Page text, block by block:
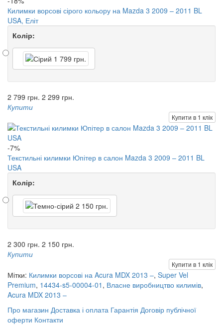
Килимки ворсові сірого кольору на Mazda 3 2009 – 2011 BL
USA, Еліт
Колір:
2 799 грн. 2 299 грн.
Купити
Купити в 1 клік
-7%
Текстильні килимки Юпітер в салон Mazda 3 2009 – 2011 BL
USA
Колір:
2 300 грн. 2 150 грн.
Купити
Купити в 1 клік
Мітки: Килимки ворсові на Acura MDX 2013 –, Super Vel
Premium, 14434-s5-00004-01 , Власне виробництво килимів,
Acura MDX 2013 –
Про магазин Доставка і оплата Гарантія Договір публічної
оферти Контакти